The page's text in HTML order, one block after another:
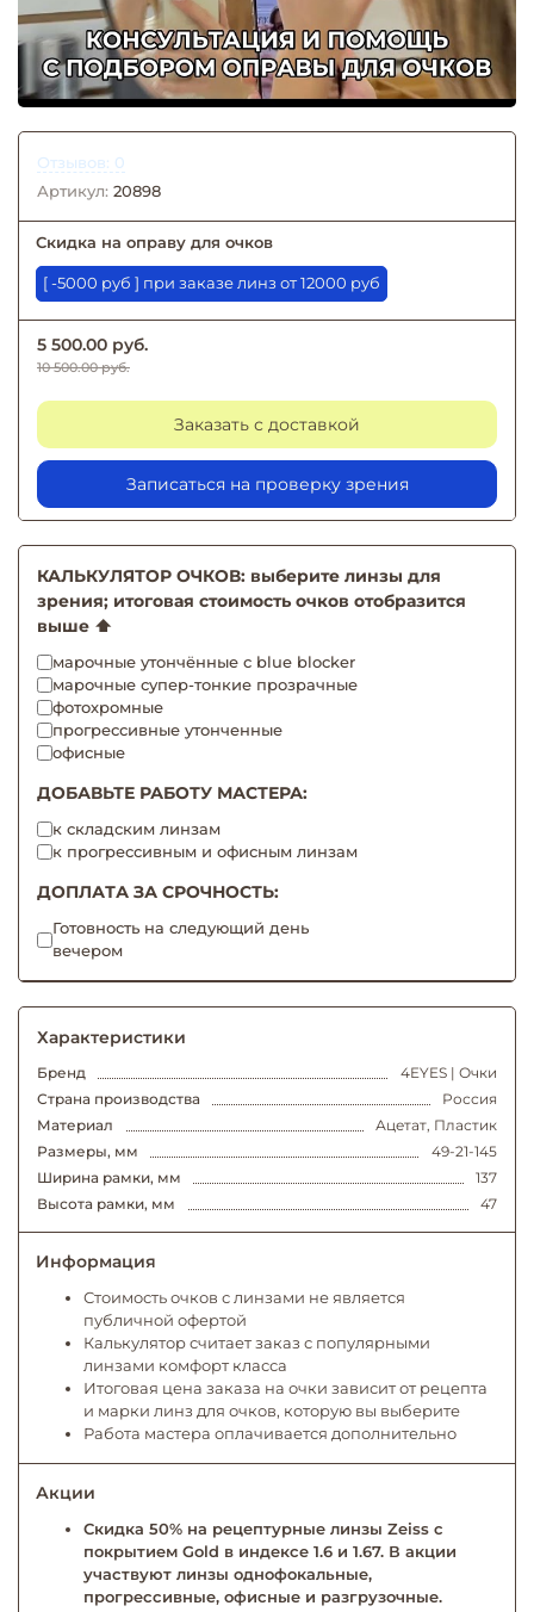
Отзывов: 0
Артикул: 20898
Скидка на оправу для очков
[ -5000 руб ] при заказе линз от 12000 руб
5 500.00 руб.
10 500.00 руб.
Заказать с доставкой
Записаться на проверку зрения
КАЛЬКУЛЯТОР ОЧКОВ: выберите линзы для
зрения; итоговая стоимость очков отобразится
выше ⬆️
марочные утончённые с blue blocker
марочные супер-тонкие прозрачные
фотохромные
прогрессивные утонченные
офисные
ДОБАВЬТЕ РАБОТУ МАСТЕРА:
к складским линзам
к прогрессивным и офисным линзам
ДОПЛАТА ЗА СРОЧНОСТЬ:
Готовность на следующий день
вечером
Характеристики
Бренд
4EYES | Очки
Страна производства
Россия
Материал
Ацетат, Пластик
Размеры, мм
49-21-145
Ширина рамки, мм
137
Высота рамки, мм
47
Информация
Стоимость очков с линзами не является
публичной офертой
Калькулятор считает заказ с популярными
линзами комфорт класса
Итоговая цена заказа на очки зависит от рецепта
и марки линз для очков, которую вы выберите
Работа мастера оплачивается дополнительно
Акции
Скидка 50% на рецептурные линзы Zeiss с
покрытием Gold в индексе 1.6 и 1.67. В акции
участвуют линзы однофокальные,
прогрессивные, офисные и разгрузочные.